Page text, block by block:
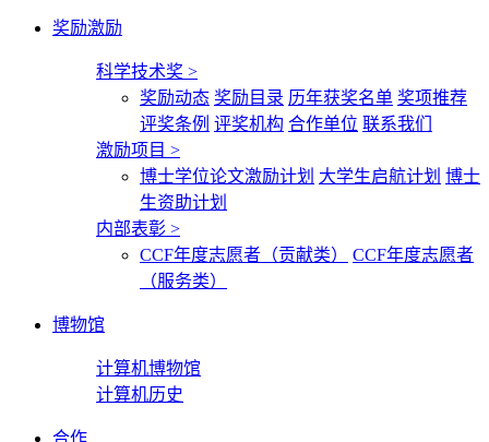
奖励激励
科学技术奖 >
奖励动态 奖励目录 历年获奖名单 奖项推荐
评奖条例 评奖机构 合作单位 联系我们
激励项目 >
博士学位论文激励计划 大学生启航计划 博士
生资助计划
内部表彰 >
CCF年度志愿者（贡献类）
CCF年度志愿者
（服务类）
博物馆
计算机博物馆
计算机历史
合作